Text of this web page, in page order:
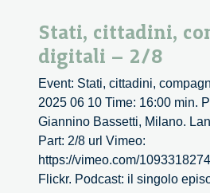
Stati, cittadini,
digitali – 2/8
Event: Stati, cittadini,
2025 06 10 Time: 16:00 min.
Giannino Bassetti, Milano.
Part: 2/8 url Vimeo:
https://vimeo.com/
Flickr. Podcast: il singolo